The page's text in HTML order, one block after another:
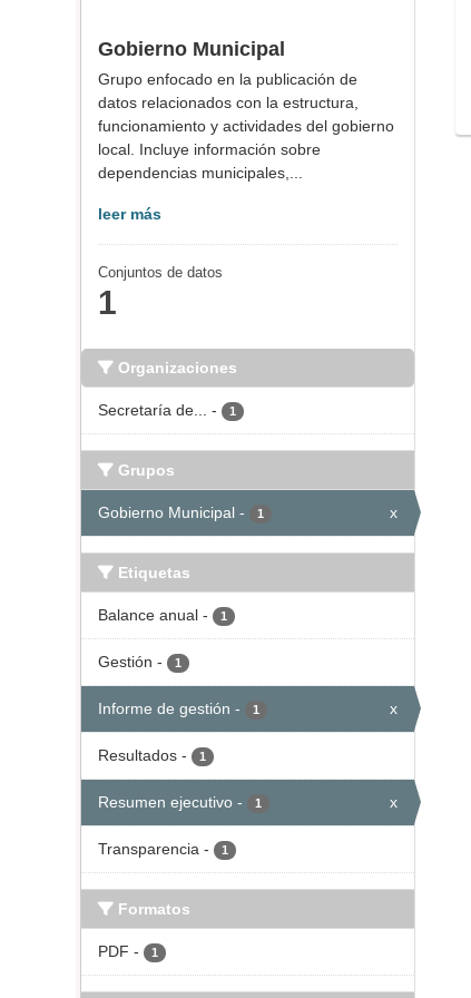
Gobierno Municipal
Grupo enfocado en la publicación de
datos relacionados con la estructura,
funcionamiento y actividades del gobierno
local. Incluye información sobre
dependencias municipales,...
leer más
Conjuntos de datos
1
Organizaciones
Secretaría de... - 1
Grupos
Gobierno Municipal - 1 x
Etiquetas
Balance anual - 1
Gestión - 1
Informe de gestión - 1 x
Resultados - 1
Resumen ejecutivo - 1 x
Transparencia - 1
Formatos
PDF - 1